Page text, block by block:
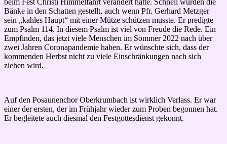
Bänke in den Schatten gestellt, auch wenn Pfr. Gerhard Metzger
sein „kahles Haupt“ mit einer Mütze schützen musste. Er predigte
zum Psalm 114. In diesem Psalm ist viel von Freude die Rede. Ein
Empfinden, das jetzt viele Menschen im Sommer 2022 nach über
zwei Jahren Coronapandemie haben. Er wünschte sich, dass der
kommenden Herbst nicht zu viele Einschränkungen nach sich
ziehen wird.
Auf den Posaunenchor Oberkrumbach ist wirklich Verlass. Er war
einer der ersten, der im Frühjahr wieder zum Proben begonnen hat.
Er begleitete auch diesmal den Festgottesdienst gekonnt.